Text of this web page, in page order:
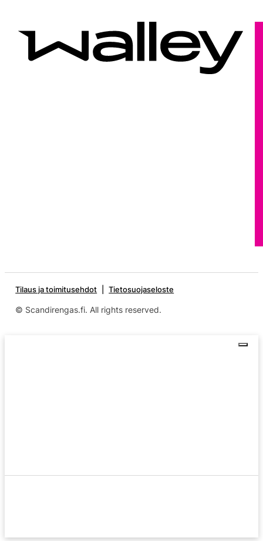
Tilaus ja toimitusehdot Tietosuojaseloste
© Scandirengas.fi. All rights reserved.